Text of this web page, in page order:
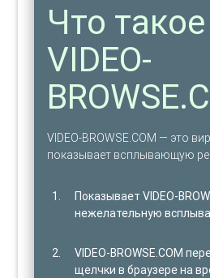
Что такое
VIDEO-
VIDEO-BROWSE.COM — это
показывает всплывающую
Показывает VIDEO-
нежелательную
VIDEO-BROWSE.COM
щелчки в браузере на